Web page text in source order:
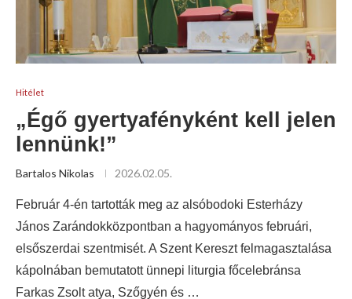
Hitélet
„Égő gyertyafényként kell jelen
lennünk!”
Bartalos Nikolas 2026.02.05.
Február 4-én tartották meg az alsóbodoki Esterházy
János Zarándokközpontban a hagyományos februári,
elsőszerdai szentmisét. A Szent Kereszt felmagasztalása
kápolnában bemutatott ünnepi liturgia főcelebránsa
Farkas Zsolt atya, Szőgyén és …